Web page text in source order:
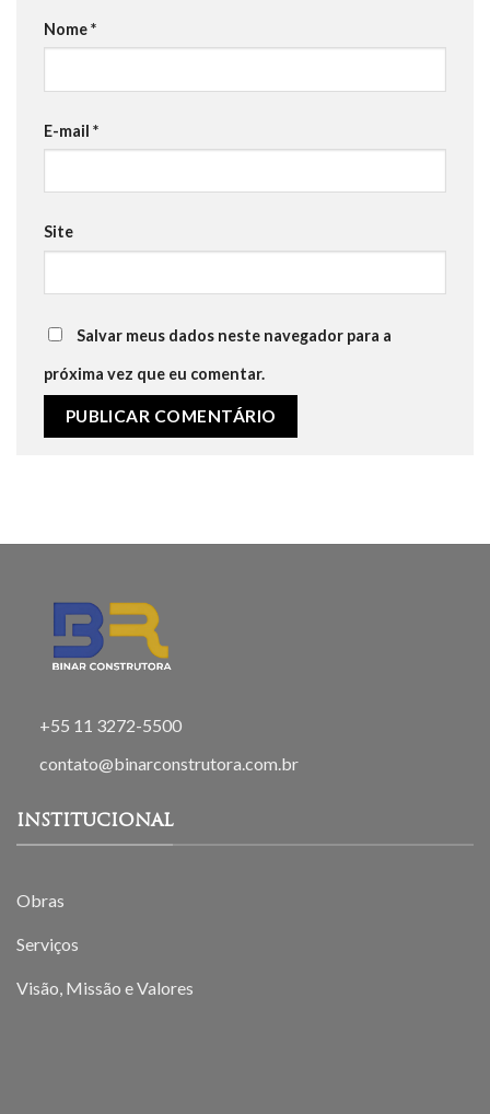
Nome*
E-mail *
Site
Salvar meus dados neste navegador para a
próxima vez que eu comentar.
+55 11 3272-5500
contato@binarconstrutora.com.br
INSTITUCIONAL
Obras
Serviços
Visão, Missão e Valores